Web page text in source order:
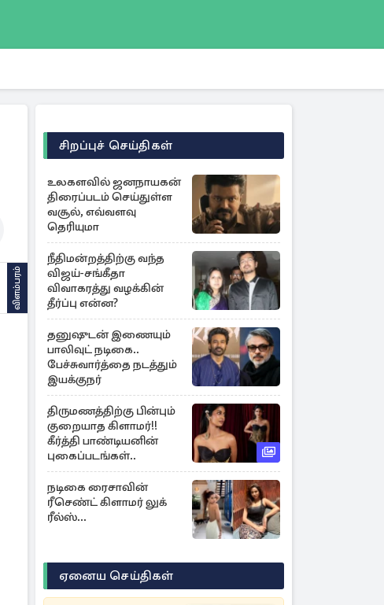
விளம்பரம்
சிறப்புச் செய்திகள்
உலகளவில் ஜனநாயகன்
திரைப்படம் செய்துள்ள
வசூல், எவ்வளவு
தெரியுமா
நீதிமன்றத்திற்கு வந்த
விஜய்-சங்கீதா
விவாகரத்து வழக்கின்
தீர்ப்பு என்ன?
தனுஷுடன் இணையும்
பாலிவுட் நடிகை..
பேச்சுவார்த்தை நடத்தும்
இயக்குநர்
திருமணத்திற்கு பின்பும்
குறையாத கிளாமர்!!
கீர்த்தி பாண்டியனின்
புகைப்படங்கள்..
நடிகை ரைசாவின்
ரீசெண்ட் கிளாமர் லுக்
ரீல்ஸ்...
ஏனைய செய்திகள்